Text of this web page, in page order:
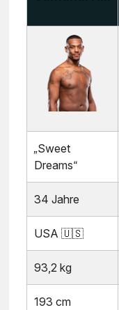
„Sweet
Dreams“
34 Jahre
USA 🇺🇸
93,2 kg
193 cm